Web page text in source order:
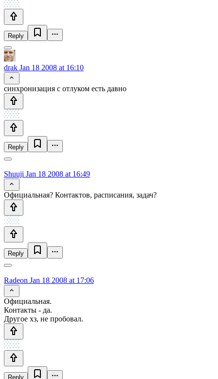
Reply
drak Jan 18 2008 at 16:10
синхронизация с отлуком есть давно
Reply
Shuuji Jan 18 2008 at 16:49
Официальная? Контактов, расписания, задач?
Reply
Radeon Jan 18 2008 at 17:06
Официальная.
Контакты - да.
Другое хз, не пробовал.
Reply